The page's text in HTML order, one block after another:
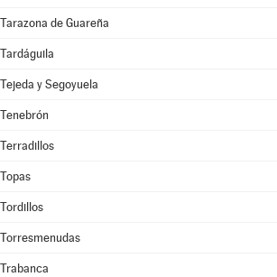
Tarazona de Guareña
Tardáguila
Tejeda y Segoyuela
Tenebrón
Terradillos
Topas
Tordillos
Torresmenudas
Trabanca